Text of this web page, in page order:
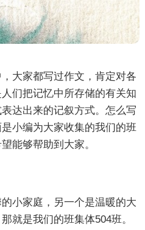
大家都写过作文，肯定对各
们把记忆中所存储的有关知
达出来的记叙方式。怎么写
小编为大家收集的我们的班
能够帮助到大家。
小家庭，另一个是温暖的大
就是我们的班集体504班。